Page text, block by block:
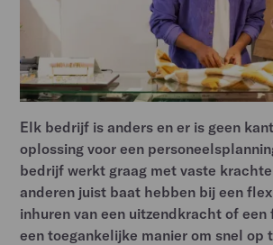
Elk bedrijf is anders en er is geen
oplossing voor een
bedrijf werkt graag met vaste
anderen juist baat hebben bij een
inhuren van een uitzendkracht of een
een toegankelijke manier om snel op